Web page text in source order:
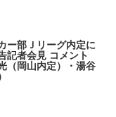
ー部Ｊリーグ内定に
記者会見 コメント
（岡山内定）・湯谷